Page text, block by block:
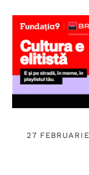
27